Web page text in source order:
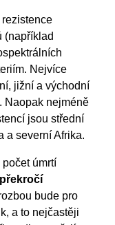
(například
Nejvíce
jižní a východní
Naopak nejméně
jsou střední
a severní Afrika.
úmrtí
překročí
bude pro
a to nejčastěji